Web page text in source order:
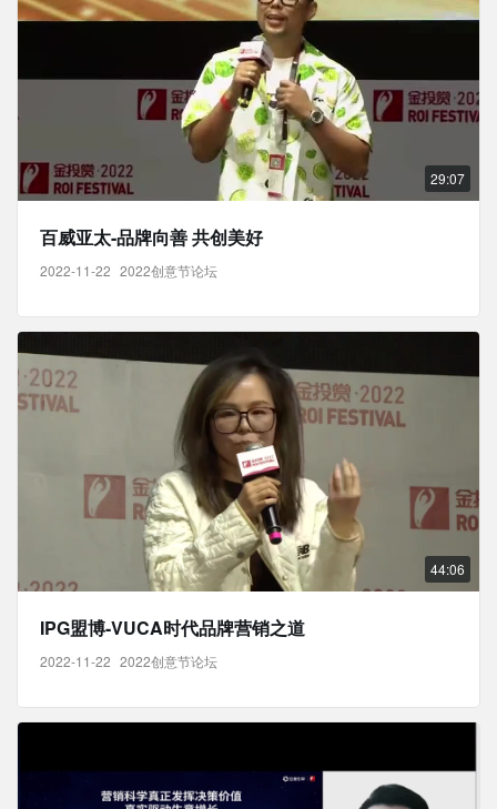
29:07
百威亚太-品牌向善 共创美好
2022-11-22 2022创意节论坛
44:06
IPG盟博-VUCA时代品牌营销之道
2022-11-22 2022创意节论坛